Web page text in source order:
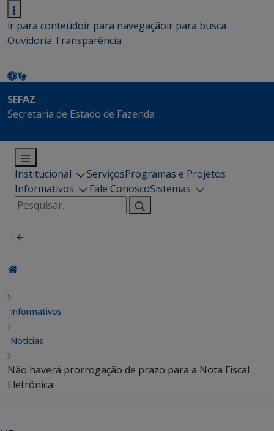
ir para conteúdoir para navegaçãoir para busca
Ouvidoria Transparência
SEFAZ
Secretaria de Estado de Fazenda
Institucional ServiçosProgramas e Projetos
Informativos
Fale ConoscoSistemas
Pesquisar
por:
Informativos
Notícias
Não haverá prorrogação de prazo para a Nota Fiscal
Eletrônica